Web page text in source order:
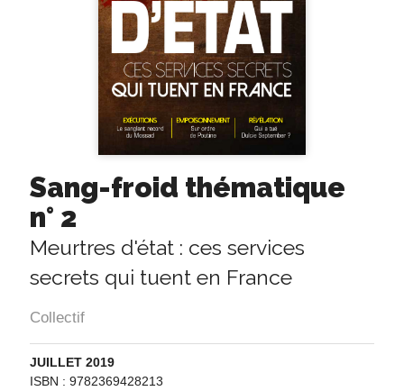
Sang-froid thématique
n° 2
Meurtres d'état : ces services
secrets qui tuent en France
Collectif
JUILLET 2019
ISBN : 9782369428213